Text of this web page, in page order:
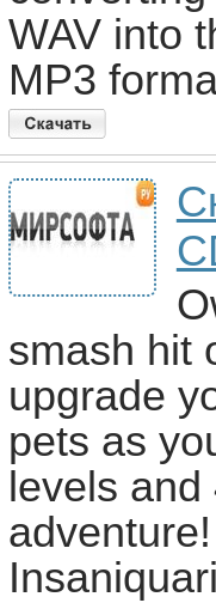
WAV into
MP3
smash hit
upgrade
pets as
levels